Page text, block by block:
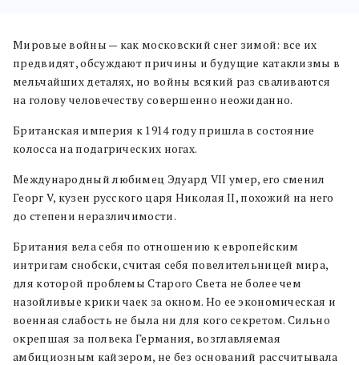
Мировые войны — как московский снег зимой: все их
предвидят, обсуждают причины и будущие катаклизмы в
мельчайших деталях, но войны всякий раз сваливаются
на голову человечеству совершенно неожиданно.
Британская империя к 1914 году пришла в состояние
колосса на подагрических ногах.
Международный любимец Эдуард VII умер, его сменил
Георг V, кузен русского царя Николая II, похожий на него
до степени неразличимости.
Британия вела себя по отношению к европейским
интригам снобски, считая себя повелительницей мира,
для которой проблемы Старого Света не более чем
назойливые крики чаек за окном. Но ее экономическая и
военная слабость не была ни для кого секретом. Сильно
окрепшая за полвека Германия, возглавляемая
амбициозным кайзером, не без оснований рассчитывала